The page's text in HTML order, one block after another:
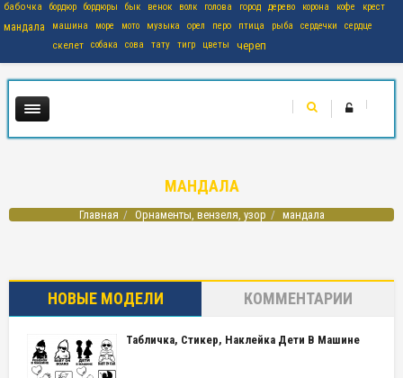
бабочка бордюр бордюры бык венок волк голова город дерево корона кофе крест
мандала машина море мото музыка орел перо птица рыба сердечки сердце
скелет собака сова тату тигр цветы череп
МАНДАЛА
Главная Орнаменты, вензеля, узор мандала
НОВЫЕ МОДЕЛИ КОММЕНТАРИИ
Табличка, Стикер, Наклейка Дети В Машине